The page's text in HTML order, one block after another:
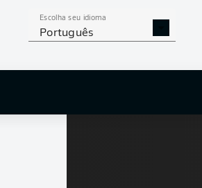
Escolha seu idioma
Português